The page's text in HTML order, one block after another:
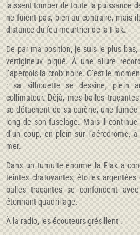
laissent tomber de toute la puissance
ne fuient pas, bien au contraire, mais
distance du feu meurtrier de la Flak.
De par ma position, je suis le plus
vertigineux piqué. À une allure
j’aperçois la croix noire. C’est le
: sa silhouette se dessine, plein
collimateur. Déjà, mes balles
se détachent de sa carène, une
long de son fuselage. Mais il
d’un coup, en plein sur l’aérodrome,
mer.
Dans un tumulte énorme la Flak a
teintes chatoyantes, étoiles argentées
balles traçantes se confondent
étonnant quadrillage.
À la radio, les écouteurs grésillent :